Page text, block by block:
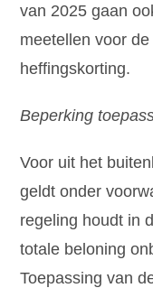
van 2025 gaan
meetellen voor
heffingskorting.
Beperking
Voor uit het
geldt onder
regeling houdt in
totale beloning
Toepassing van